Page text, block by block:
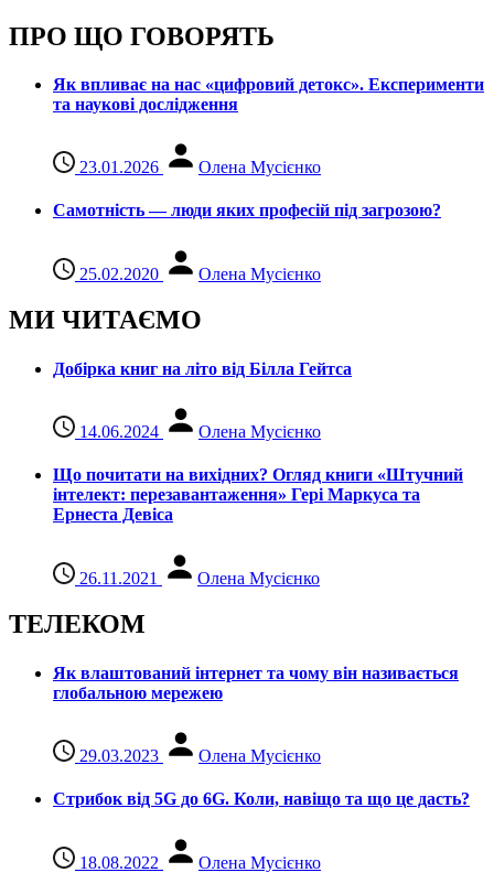
ПРО ЩО ГОВОРЯТЬ
Як впливає на нас «цифровий детокс». Експерименти
та наукові дослідження
23.01.2026 Олена Мусієнко
Самотність — люди яких професій під загрозою?
25.02.2020 Олена Мусієнко
МИ ЧИТАЄМО
Добірка книг на літо від Білла Гейтса
14.06.2024 Олена Мусієнко
Що почитати на вихідних? Огляд книги «Штучний
інтелект: перезавантаження» Гері Маркуса та
Ернеста Девіса
26.11.2021 Олена Мусієнко
ТЕЛЕКОМ
Як влаштований інтернет та чому він називається
глобальною мережею
29.03.2023 Олена Мусієнко
Стрибок від 5G до 6G. Коли, навіщо та що це даcть?
18.08.2022
Олена Мусієнко